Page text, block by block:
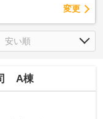
変更
A棟